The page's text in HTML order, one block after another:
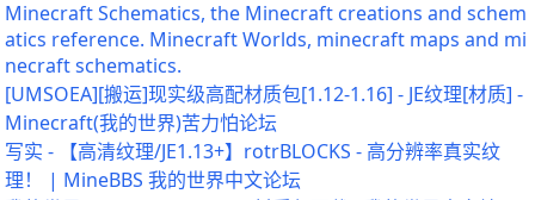
Minecraft Schematics, the Minecraft creations and schem
atics reference. Minecraft Worlds, minecraft maps and mi
necraft schematics.
[UMSOEA][搬运]现实级高配材质包[1.12-1.16] - JE纹理[材质] -
Minecraft(我的世界)苦力怕论坛
写实 - 【高清纹理/JE1.13+】rotrBLOCKS - 高分辨率真实纹
理！ | MineBBS 我的世界中文论坛